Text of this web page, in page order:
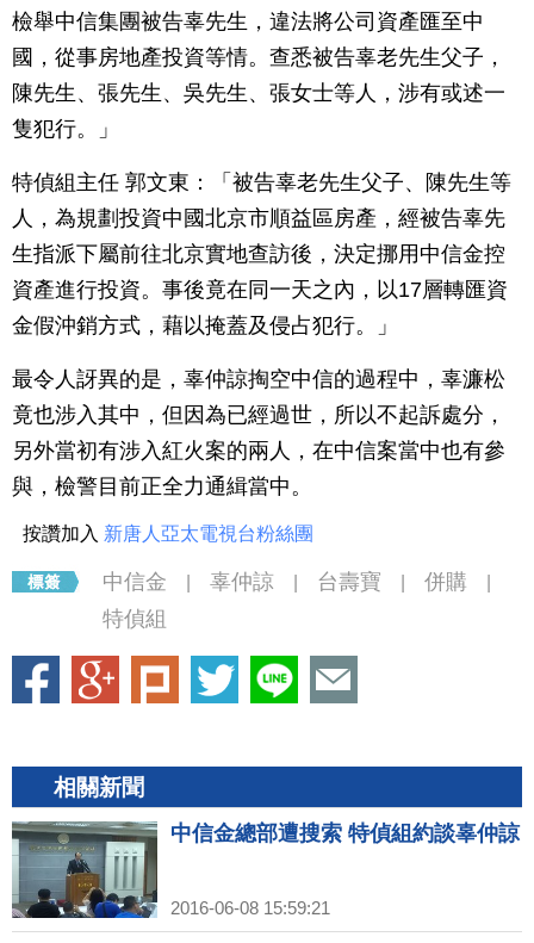
檢舉中信集團被告辜先生，違法將公司資產匯至中
國，從事房地產投資等情。查悉被告辜老先生父子，
陳先生、張先生、吳先生、張女士等人，涉有或述一
隻犯行。」
特偵組主任 郭文東：「被告辜老先生父子、陳先生等
人，為規劃投資中國北京市順益區房產，經被告辜先
生指派下屬前往北京實地查訪後，決定挪用中信金控
資產進行投資。事後竟在同一天之內，以17層轉匯資
金假沖銷方式，藉以掩蓋及侵占犯行。」
最令人訝異的是，辜仲諒掏空中信的過程中，辜濂松
竟也涉入其中，但因為已經過世，所以不起訴處分，
另外當初有涉入紅火案的兩人，在中信案當中也有參
與，檢警目前正全力通緝當中。
按讚加入 新唐人亞太電視台粉絲團
中信金 辜仲諒 台壽寶 併購
特偵組
相關新聞
中信金總部遭搜索 特偵組約談辜仲諒
2016-06-08 15:59:21